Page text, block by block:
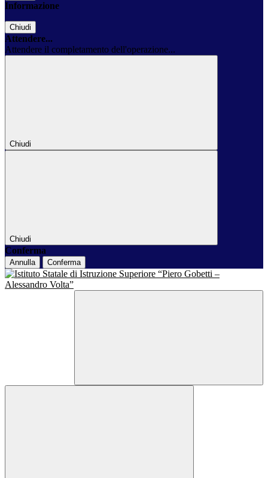
Informazione
Chiudi
Attendere...
Attendere il completamento dell'operazione...
Chiudi
Chiudi
Conferma
Annulla Conferma